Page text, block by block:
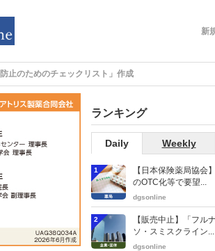
新
止のためのチェックリスト」作成
ランキング
Daily Weekly
1
【日本保険薬局協会
のOTC化等で要望...
dgsonline
2
【販売中止】「フル
ソ・スミスクライン...
dgsonline